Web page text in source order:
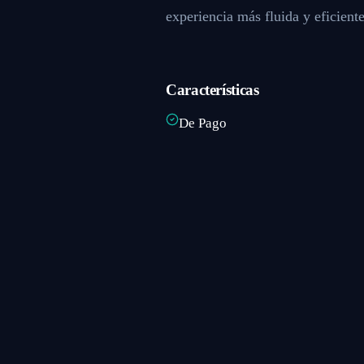
experiencia más fluida y
Características
De Pago